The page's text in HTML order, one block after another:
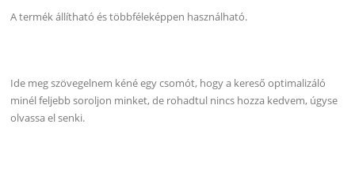
A termék állítható és többféleképpen használható.
Ide meg szövegelnem kéné egy csomót, hogy a kereső optimalizáló
minél feljebb soroljon minket, de rohadtul nincs hozza kedvem, úgyse
olvassa el senki.